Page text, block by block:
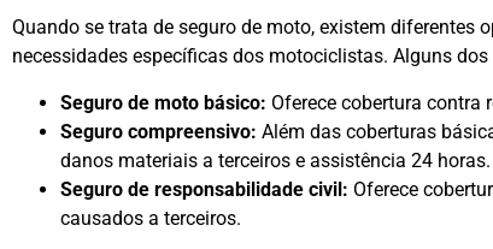
Quando se trata de seguro de moto, existem diferentes
necessidades específicas dos motociclistas. Alguns
Seguro de moto básico: Oferece cobertura contra
Seguro compreensivo: Além das coberturas
danos materiais a terceiros e assistência 24 horas.
Seguro de responsabilidade civil: Oferece
causados a terceiros.